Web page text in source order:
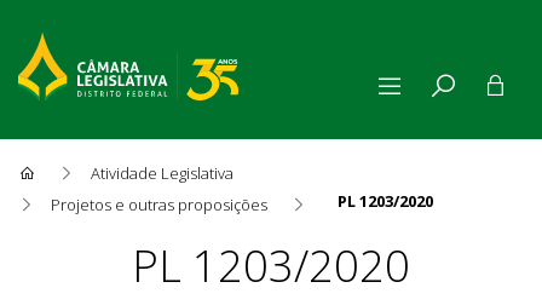
Atividade Legislativa
Projetos e outras proposições
PL 1203/2020
ProposiçãoPL 1203/2020